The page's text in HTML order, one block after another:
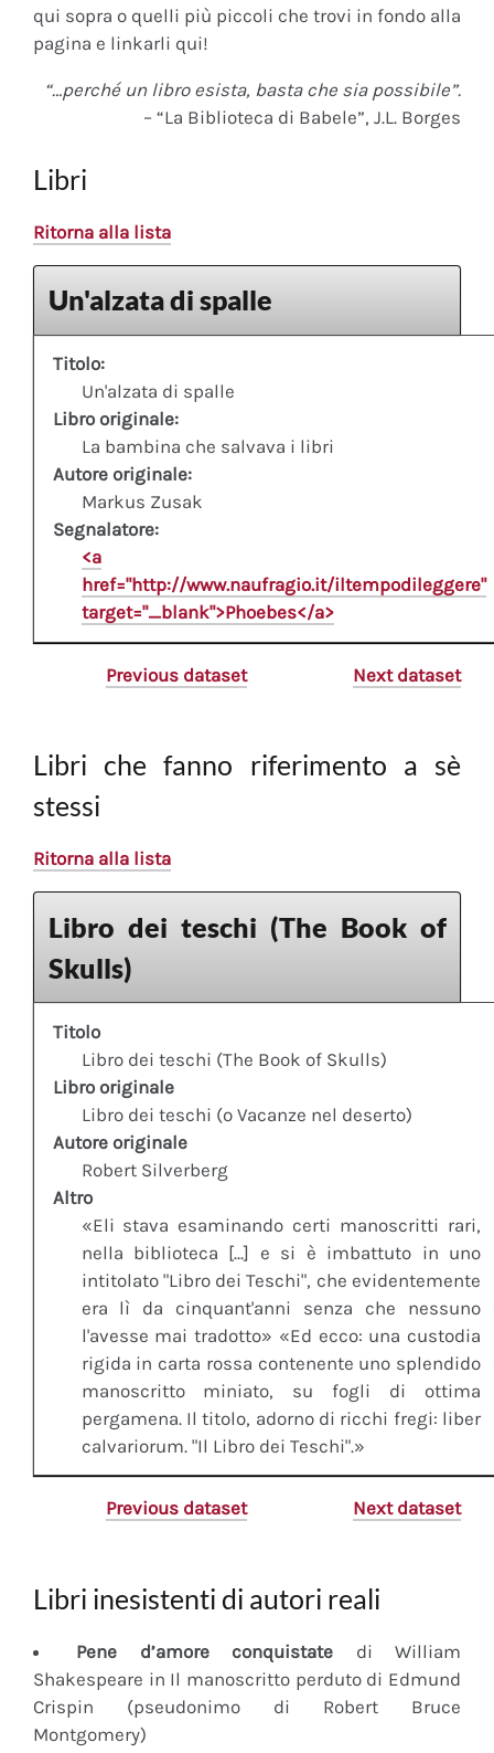
qui sopra o quelli più piccoli che trovi in fondo alla
pagina e linkarli qui!
“…perché un libro esista, basta che sia possibile”.
– “La Biblioteca di Babele”, J.L. Borges
Libri
Ritorna alla lista
Un'alzata di spalle
Titolo:
Un'alzata di spalle
Libro originale:
La bambina che salvava i libri
Autore originale:
Markus Zusak
Segnalatore:
<a
href="http://www.naufragio.it/iltempodileggere"
target="_blank">Phoebes</a>
Previous dataset Next dataset
Libri che fanno riferimento a sè
stessi
Ritorna alla lista
Libro dei teschi (The Book of
Skulls)
Titolo
Libro dei teschi (The Book of Skulls)
Libro originale
Libro dei teschi (o Vacanze nel deserto)
Autore originale
Robert Silverberg
Altro
«Eli stava esaminando certi manoscritti rari,
nella biblioteca [...] e si è imbattuto in uno
intitolato "Libro dei Teschi", che evidentemente
era lì da cinquant'anni senza che nessuno
l'avesse mai tradotto» «Ed ecco: una custodia
rigida in carta rossa contenente uno splendido
manoscritto miniato, su fogli di ottima
pergamena. Il titolo, adorno di ricchi fregi: liber
calvariorum. "Il Libro dei Teschi".»
Previous dataset Next dataset
Libri inesistenti di autori reali
Pene d’amore conquistate di William
Shakespeare in Il manoscritto perduto di Edmund
Crispin (pseudonimo di Robert Bruce
Montgomery)